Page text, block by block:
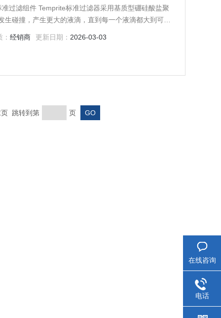
用基质型硼硅酸盐聚
碰撞，产生更大的液滴，直到每一个液滴都大到可以
：经销商 更新日期： 2026-03-03
跳转到第 页
在线咨询
电话